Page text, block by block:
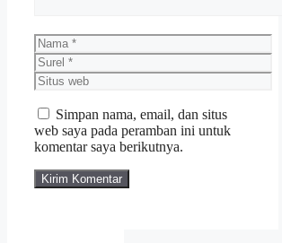
Nama
Surel
Situs
web
Simpan nama, email, dan situs
web saya pada peramban ini untuk
komentar saya berikutnya.